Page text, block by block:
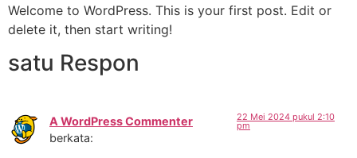
Welcome to WordPress. This is your first post. Edit or
delete it, then start writing!
satu Respon
A WordPress Commenter
berkata:
22 Mei 2024 pukul 2:10
pm